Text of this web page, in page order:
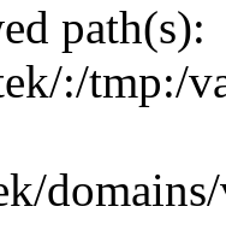
path(s):
:/tmp:/